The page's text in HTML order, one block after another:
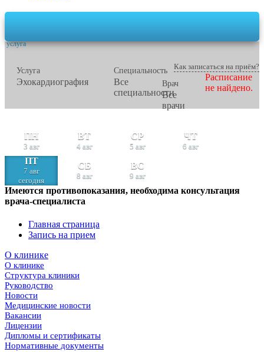
услуга
Как записаться на приём?
Услуга
Эхокардиография
Специальность
Все
специальности
Врач
Все
врачи
ПН
3 авг
ВТ
4 авг
СР
5 авг
ЧТ
6 авг
ПТ
7 авг
сегодня
СБ
8 авг
ВС
9 авг
Расписание
не найдено.
Имеются противопоказания, необходима консультация
врача-специалиста
Главная страница
Запись на прием
О клинике
О клинике
Структура клиники
Руководство
Новости
Медицинские новости
Вакансии
Лицензии
Дипломы и сертификаты
Нормативные документы